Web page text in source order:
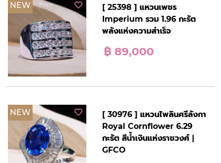
NEW
[ 25398 ] แหวนเพชร
Imperium รวม 1.96 กะรัต
พลังแห่งความสำเร็จ
฿ 89,000
NEW
[ 30976 ] แหวนไพลินศรีลังกา
Royal Cornflower 6.29
กะรัต สีน้ำเงินแห่งราชวงศ์ |
GFCO